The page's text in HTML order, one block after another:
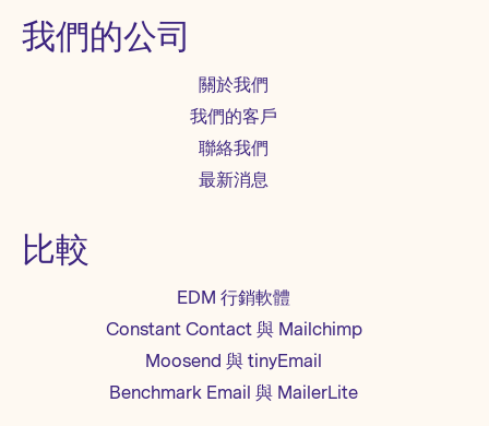
我們的公司
關於我們
我們的客戶
聯絡我們
最新消息
比較
EDM 行銷軟體
Constant Contact 與 Mailchimp
Moosend 與 tinyEmail
Benchmark Email 與 MailerLite